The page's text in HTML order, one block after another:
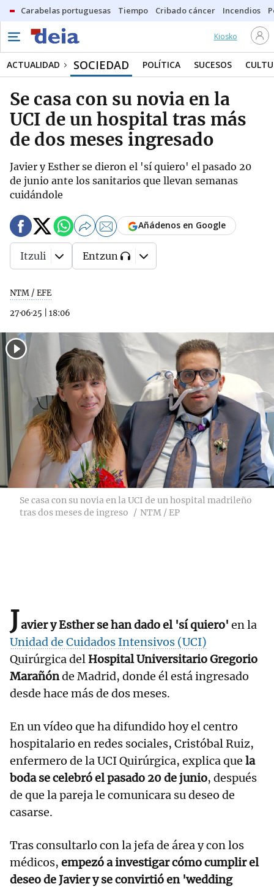
Carabelas portuguesas Tiempo Cribado cáncer Incendios
Kiosko
ACTUALIDAD SOCIEDAD POLÍTICA SUCESOS
Se casa con su novia en la
UCI de un hospital tras más
de dos meses ingresado
Javier y Esther se dieron el 'sí quiero' el pasado 20
de junio ante los sanitarios que llevan semanas
cuidándole
NTM / EFE
27·06·25
18:06
Añádenos en Google
Itzuli Entzun
Se casa con su novia en la UCI de un hospital madrileño
tras dos meses de ingreso
NTM / EP
Javier y Esther se han dado el 'sí quiero' en la
Unidad de Cuidados Intensivos (UCI)
Quirúrgica del Hospital Universitario Gregorio
Marañónde Madrid, donde él está ingresado
desde hace más de dos meses.
En un vídeo que ha difundido hoy el centro
hospitalario en redes sociales, Cristóbal Ruiz,
enfermero de la UCI Quirúrgica, explica que la
boda se celebró el pasado 20 de junio, después
de que la pareja le comunicara su deseo de
casarse.
Tras consultarlo con la jefa de área y con los
médicos, empezó a investigar cómo cumplir el
deseo de Javier y se convirtió en 'wedding